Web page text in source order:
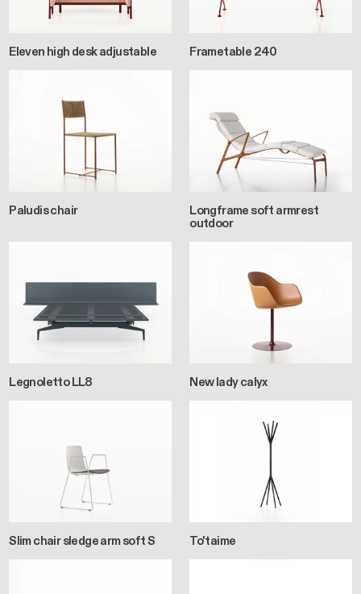
Eleven high desk adjustable Frametable 240
Paludis chair
Longframe soft armrest
outdoor
Legnoletto LL8 New lady calyx
Slim chair sledge arm soft S To'taime